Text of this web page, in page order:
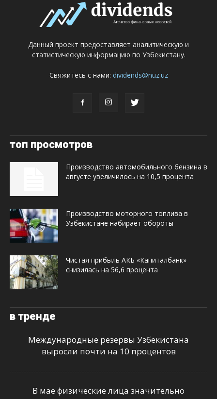
Данный проект предоставляет аналитическую и
статистическую информацию по Узбекистану.
Свяжитесь с нами: dividends@nuz.uz
топ просмотров
Производство автомобильного бензина в
августе увеличилось на 10,5 процента
Производство моторного топлива в
Узбекистане набирает обороты
Чистая прибыль АКБ «Капиталбанк»
снизилась на 56,6 процента
в тренде
Международные резервы Узбекистана
выросли почти на 10 процентов
В мае физические лица значительно